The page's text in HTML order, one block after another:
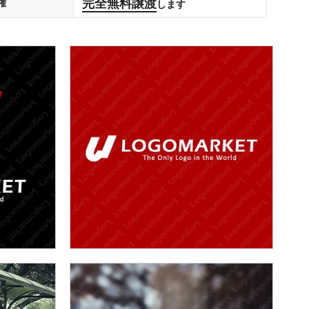
します